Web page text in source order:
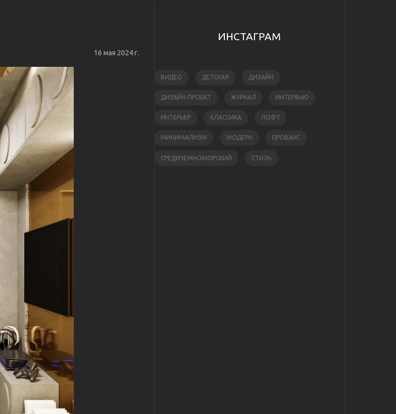
16 мая 2024 г.
ИНСТАГРАМ
ВИДЕО ДЕТСКАЯ ДИЗАЙН
ДИЗАЙН-ПРОЕКТ ЖУРНАЛ ИНТЕРВЬЮ
ИНТЕРЬЕР КЛАССИКА ЛОФТ
МИНИМАЛИЗМ МОДЕРН ПРОВАНС
СРЕДИЗЕМНОМОРСКИЙ СТИЛЬ